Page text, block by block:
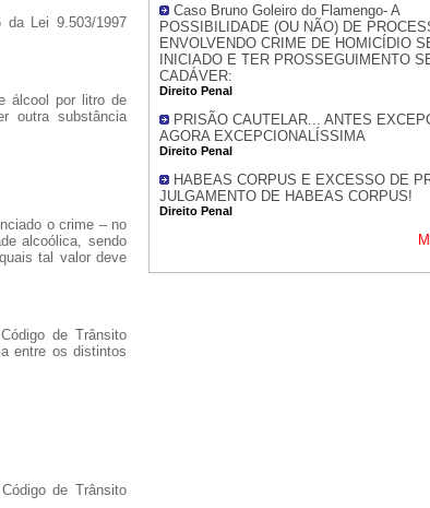
Caso Bruno Goleiro do Flamengo- A
POSSIBILIDADE (OU NÃO) DE
ENVOLVENDO CRIME DE HOMICÍDIO
INICIADO E TER PROSSEGUIMENTO
CADÁVER:
Direito Penal
PRISÃO CAUTELAR... ANTES
AGORA EXCEPCIONALÍSSIMA
Direito Penal
HABEAS CORPUS E EXCESSO DE
JULGAMENTO DE HABEAS CORPUS!
Direito Penal
Lei 9.503/1997
álcool por litro de
outra substância
o crime – no
alcoólica, sendo
tal valor deve
de Trânsito
entre os distintos
de Trânsito